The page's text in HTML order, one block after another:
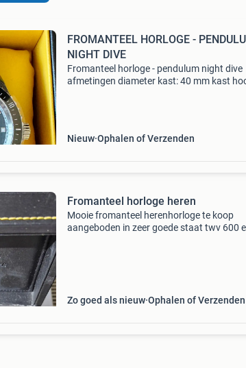
FROMANTEEL HORLOGE -
NIGHT DIVE
Fromanteel horloge - pendulum night dive
afmetingen diameter kast: 40 mm kast
Nieuw Ophalen of Verzenden
Fromanteel horloge heren
Mooie fromanteel herenhorloge te koop
aangeboden in zeer goede staat twv 600
Zo goed als nieuw Ophalen of Verzenden